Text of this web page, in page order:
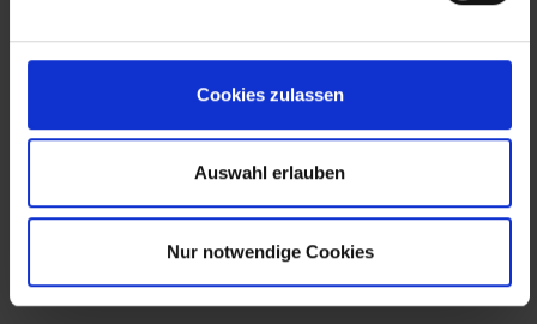
Cookies zulassen
Auswahl erlauben
Nur notwendige Cookies